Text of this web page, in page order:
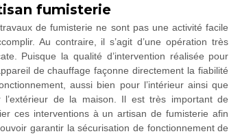
fumisterie
de fumisterie ne sont pas une activité facile
Au contraire, il s’agit d’une opération très
Puisque la qualité d’intervention réalisée pour
de chauffage façonne directement la fiabilité
aussi bien pour l’intérieur ainsi que
l’extérieur de la maison. Il est très important de
ces interventions à un artisan de fumisterie afin
garantir la sécurisation de fonctionnement de